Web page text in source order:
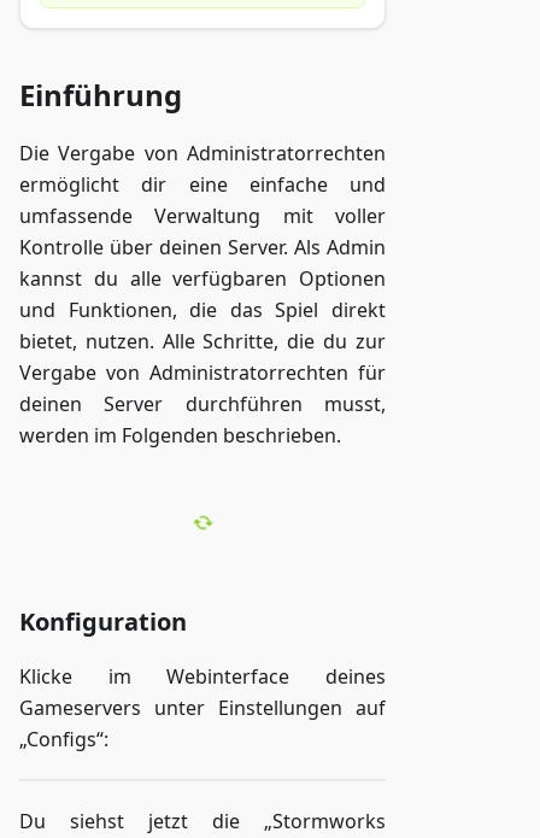
Einführung
Die Vergabe von Administratorrechten
ermöglicht dir eine einfache und
umfassende Verwaltung mit voller
Kontrolle über deinen Server. Als Admin
kannst du alle verfügbaren Optionen
und Funktionen, die das Spiel direkt
bietet, nutzen. Alle Schritte, die du zur
Vergabe von Administratorrechten für
deinen Server durchführen musst,
werden im Folgenden beschrieben.
Konfiguration
Klicke im Webinterface deines
Gameservers unter Einstellungen auf
„Configs“:
Du siehst jetzt die „Stormworks